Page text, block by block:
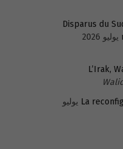
Disparus du
L’Irak,
La 12 يوليو